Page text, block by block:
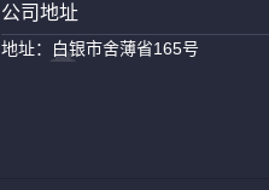
公司地址
地址：白银市舍薄省165号